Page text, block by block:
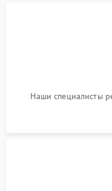
Наши специалисты